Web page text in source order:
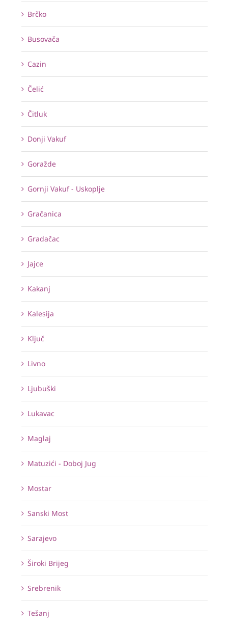
Brčko
Busovača
Cazin
Čelić
Čitluk
Donji Vakuf
Goražde
Gornji Vakuf - Uskoplje
Gračanica
Gradačac
Jajce
Kakanj
Kalesija
Ključ
Livno
Ljubuški
Lukavac
Maglaj
Matuzići - Doboj Jug
Mostar
Sanski Most
Sarajevo
Široki Brijeg
Srebrenik
Tešanj